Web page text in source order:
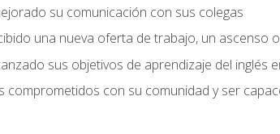
su comunicación con sus colegas
una nueva oferta de trabajo, un ascenso
sus objetivos de aprendizaje del inglés
con su comunidad y ser